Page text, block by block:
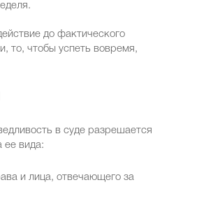
до фактического
то, чтобы успеть вовремя,
в суде разрешается
ее вида:
и лица, отвечающего за